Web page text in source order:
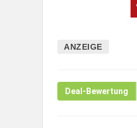
ANZEIGE
Deal-Bewertung